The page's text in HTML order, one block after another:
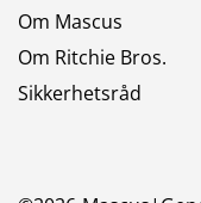
Om Mascus
Om Ritchie Bros.
Sikkerhetsråd